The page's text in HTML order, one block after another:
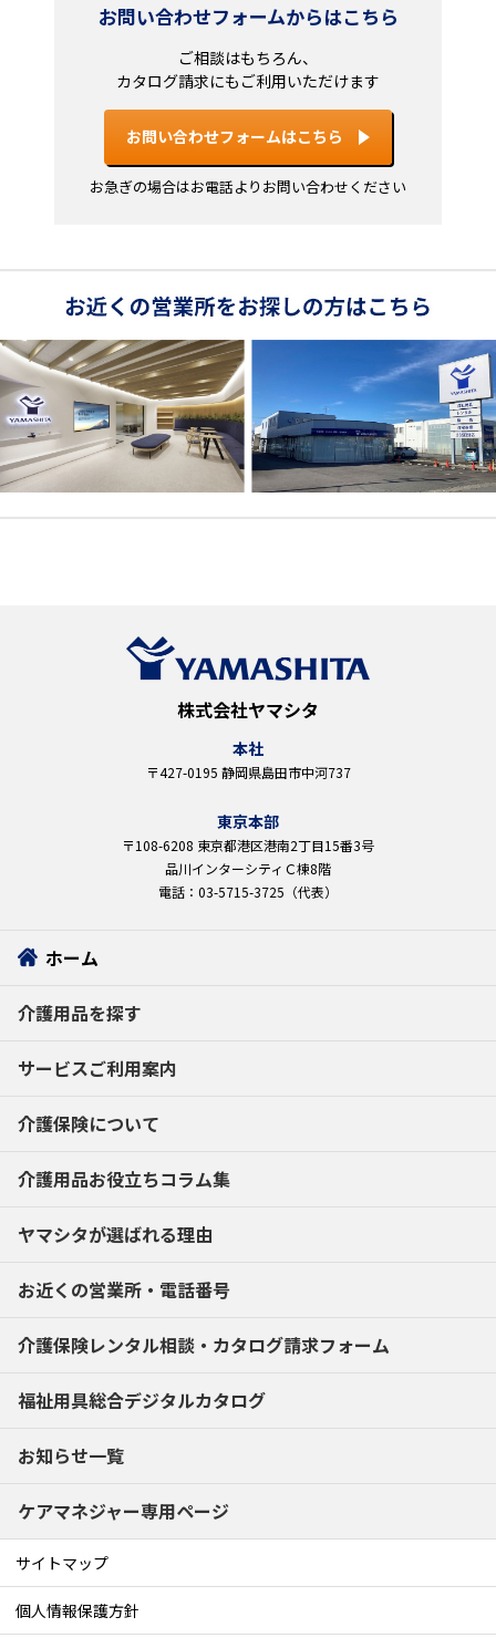
お問い合わせフォームからはこちら
ご相談はもちろん、
カタログ請求にもご利用いただけます
お問い合わせフォームはこちら
お急ぎの場合はお電話よりお問い合わせください
株式会社ヤマシタ
本社
〒427-0195 静岡県島田市中河737
東京本部
〒108-6208 東京都港区港南2丁目15番3号
品川インターシティＣ棟8階
電話：03-5715-3725（代表）
ホーム
介護用品を探す
サービスご利用案内
介護保険について
介護用品お役立ちコラム集
ヤマシタが選ばれる理由
お近くの営業所・電話番号
介護保険レンタル相談・ カタログ請求フォーム
福祉用具総合デジタルカタログ
お知らせ一覧
ケアマネジャー専用ページ
サイトマップ
個人情報保護方針